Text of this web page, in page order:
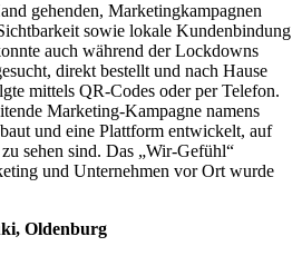
gehenden, Marketingkampagnen
sowie lokale Kundenbindung
auch während der Lockdowns
direkt bestellt und nach Hause
mittels QR-Codes oder per Telefon.
Marketing-Kampagne namens
und eine Plattform entwickelt, auf
sehen sind. Das „Wir-Gefühl“
und Unternehmen vor Ort wurde
Oldenburg